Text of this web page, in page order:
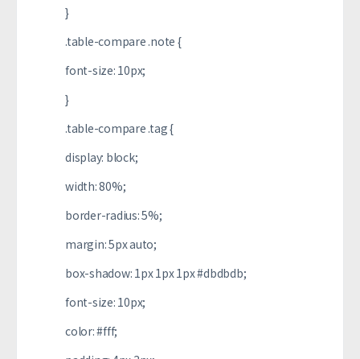
}
.table-compare .note {
font-size: 10px;
}
.table-compare .tag {
display: block;
width: 80%;
border-radius: 5%;
margin: 5px auto;
box-shadow: 1px 1px 1px #dbdbdb;
font-size: 10px;
color: #fff;